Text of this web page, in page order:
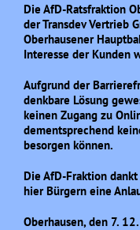
Die AfD-Ratsfraktion
der Transdev Vertrieb
Oberhausener
Interesse der Kunden
Aufgrund der
denkbare Lösung
keinen Zugang zu
dementsprechend
besorgen können.
Die AfD-Fraktion
hier Bürgern eine
Oberhausen, den 7.